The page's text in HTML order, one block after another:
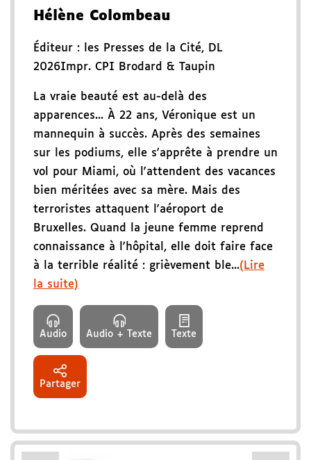
Hélène Colombeau
Éditeur : les Presses de la Cité, DL
2026Impr. CPI Brodard & Taupin
La vraie beauté est au-delà des
apparences... À 22 ans, Véronique est un
mannequin à succès. Après des semaines
sur les podiums, elle s'apprête à prendre un
vol pour Miami, où l'attendent des vacances
bien méritées avec sa mère. Mais des
terroristes attaquent l'aéroport de
Bruxelles. Quand la jeune femme reprend
connaissance à l'hôpital, elle doit faire face
à la terrible réalité : grièvement ble...(Lire
la suite)
Audio Audio + Texte Texte
Partager